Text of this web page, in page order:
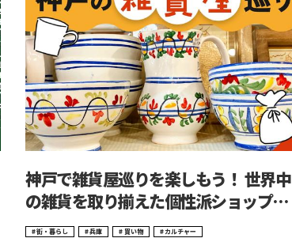
神戸で雑貨屋巡りを楽しもう！ 世界中
の雑貨を取り揃えた個性派ショップを
厳選
街・暮らし 兵庫 買い物 カルチャー